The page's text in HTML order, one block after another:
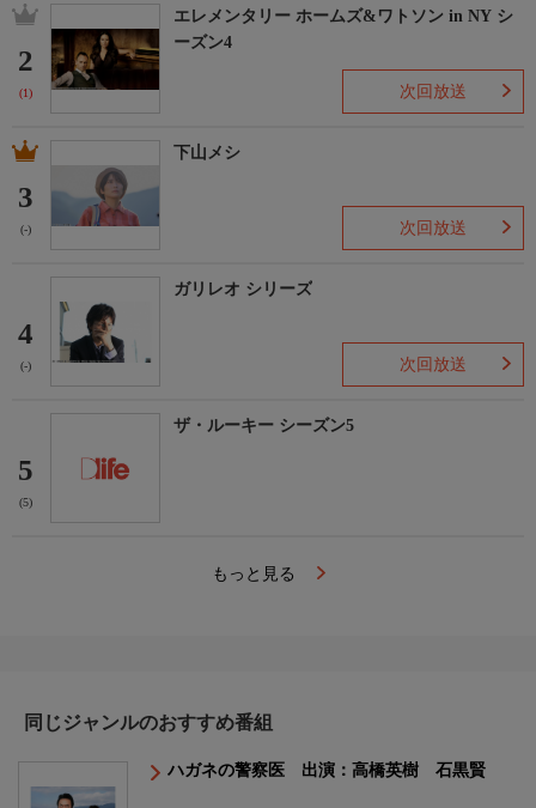
2
(1)
エレメンタリー ホームズ&ワトソン in NY シ
ーズン4
次回放送
3
(-)
下山メシ
次回放送
4
(-)
ガリレオ シリーズ
次回放送
5
(5)
ザ・ルーキー シーズン5
もっと見る
同じジャンルのおすすめ番組
ハガネの警察医 出演：高橋英樹 石黒賢